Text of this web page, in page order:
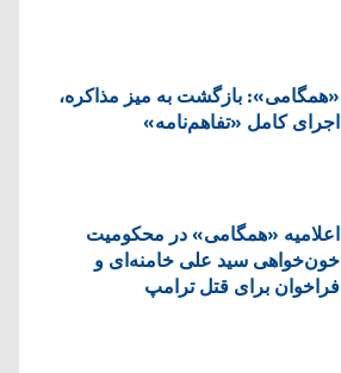
«همگامی»: بازگشت به میز مذاکره،
اجرای کامل «تفاهم‌نامه»
اعلامیه «همگامی» در محکومیت
خون‌خواهی سید علی خامنه‌ای و
فراخوان برای قتل ترامپ